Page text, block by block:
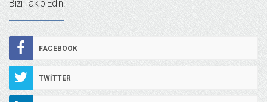
Bizi Takip Edin!
FACEBOOK
TWITTER